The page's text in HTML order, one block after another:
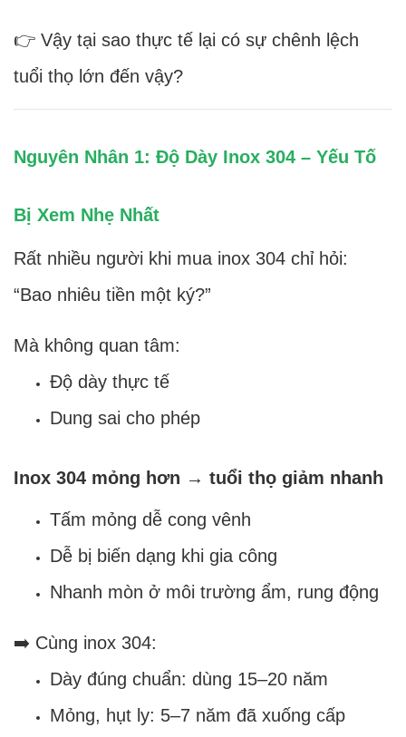
👉 Vậy tại sao thực tế lại có sự chênh lệch
tuổi thọ lớn đến vậy?
Nguyên Nhân 1: Độ Dày Inox 304 – Yếu Tố
Bị Xem Nhẹ Nhất
Rất nhiều người khi mua inox 304 chỉ hỏi:
“Bao nhiêu tiền một ký?”
Mà không quan tâm:
Độ dày thực tế
Dung sai cho phép
Inox 304 mỏng hơn → tuổi thọ giảm nhanh
Tấm mỏng dễ cong vênh
Dễ bị biến dạng khi gia công
Nhanh mòn ở môi trường ẩm, rung động
➡️ Cùng inox 304:
Dày đúng chuẩn: dùng 15–20 năm
Mỏng, hụt ly: 5–7 năm đã xuống cấp